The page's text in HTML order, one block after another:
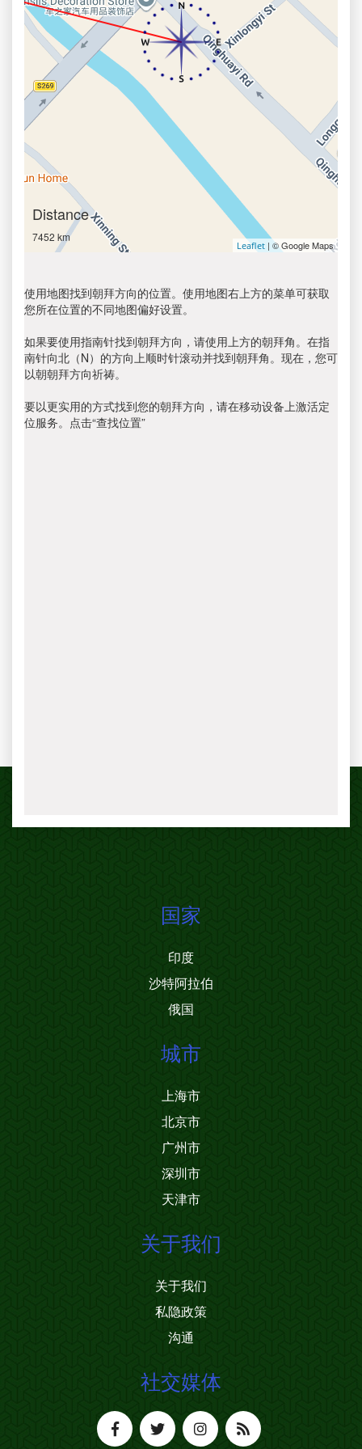
Distance
7452 km
Leaflet | © Google Maps
使用地图找到朝拜方向的位置。使用地图右上方的菜单可获取
您所在位置的不同地图偏好设置。
如果要使用指南针找到朝拜方向，请使用上方的朝拜角。在指
南针向北（N）的方向上顺时针滚动并找到朝拜角。现在，您可
以朝朝拜方向祈祷。
要以更实用的方式找到您的朝拜方向，请在移动设备上激活定
位服务。点击“查找位置”
国家
印度
沙特阿拉伯
俄国
城市
上海市
北京市
广州市
深圳市
天津市
关于我们
关于我们
私隐政策
沟通
社交媒体